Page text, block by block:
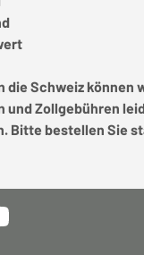
die Schweiz können
und Zollgebühren
Bitte bestellen Sie